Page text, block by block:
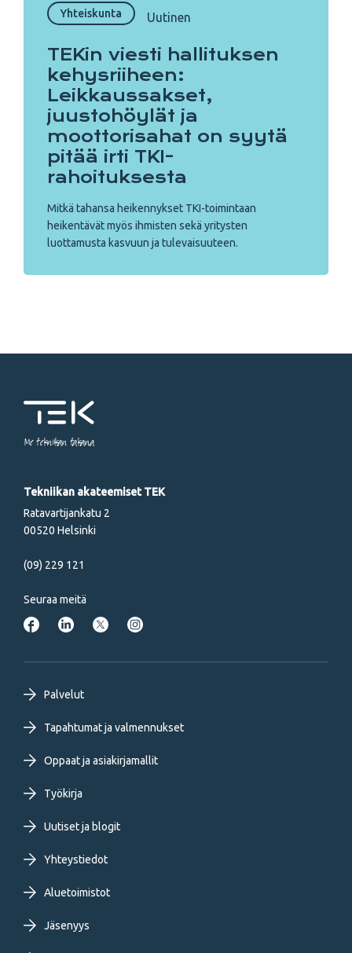
Yhteiskunta Uutinen
TEKin viesti hallituksen
kehysriiheen:
Leikkaussakset,
juustohöylät ja
moottorisahat on syytä
pitää irti TKI-
rahoituksesta
Mitkä tahansa heikennykset TKI-toimintaan
heikentävät myös ihmisten sekä yritysten
luottamusta kasvuun ja tulevaisuuteen.
Me tekniikan takana
Tekniikan akateemiset TEK
Ratavartijankatu 2
00520 Helsinki
(09) 229 121
Seuraa meitä
Footer
primary
menu
FI
Palvelut
Tapahtumat ja valmennukset
Oppaat ja asiakirjamallit
Työkirja
Uutiset ja blogit
Yhteystiedot
Aluetoimistot
Jäsenyys